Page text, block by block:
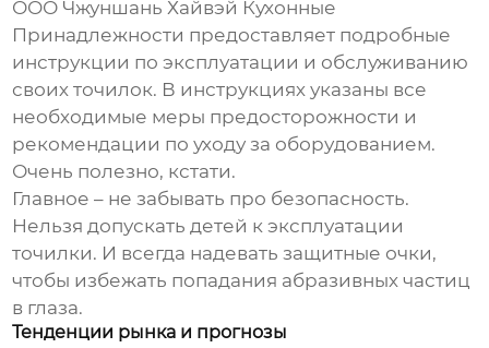
ООО Чжуншань Хайвэй Кухонные
Принадлежности предоставляет подробные
инструкции по эксплуатации и обслуживанию
своих точилок. В инструкциях указаны все
необходимые меры предосторожности и
рекомендации по уходу за оборудованием.
Очень полезно, кстати.
Главное – не забывать про безопасность.
Нельзя допускать детей к эксплуатации
точилки. И всегда надевать защитные очки,
чтобы избежать попадания абразивных частиц
в глаза.
Тенденции рынка и прогнозы